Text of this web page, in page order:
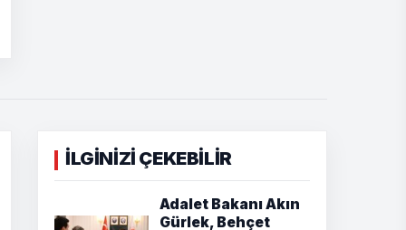
İLGİNİZİ ÇEKEBİLİR
Adalet Bakanı Akın
Gürlek, Behçet